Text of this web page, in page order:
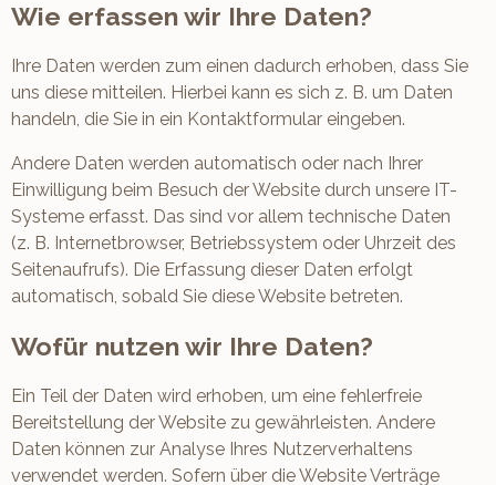
Wie erfassen wir Ihre Daten?
Ihre Daten werden zum einen dadurch erhoben, dass Sie
uns diese mitteilen. Hierbei kann es sich z. B. um Daten
handeln, die Sie in ein Kontaktformular eingeben.
Andere Daten werden automatisch oder nach Ihrer
Einwilligung beim Besuch der Website durch unsere IT-
Systeme erfasst. Das sind vor allem technische Daten
(z. B. Internetbrowser, Betriebssystem oder Uhrzeit des
Seitenaufrufs). Die Erfassung dieser Daten erfolgt
automatisch, sobald Sie diese Website betreten.
Wofür nutzen wir Ihre Daten?
Ein Teil der Daten wird erhoben, um eine fehlerfreie
Bereitstellung der Website zu gewährleisten. Andere
Daten können zur Analyse Ihres Nutzerverhaltens
verwendet werden. Sofern über die Website Verträge